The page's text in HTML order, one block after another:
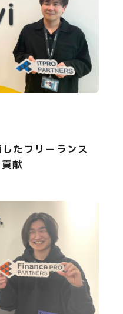
たフリーランス
献